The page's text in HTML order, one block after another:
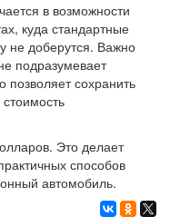
в возможности
куда стандартные
не доберутся. Важно
подразумевает
позволяет сохранить
Это делает
способов
автомобиль.